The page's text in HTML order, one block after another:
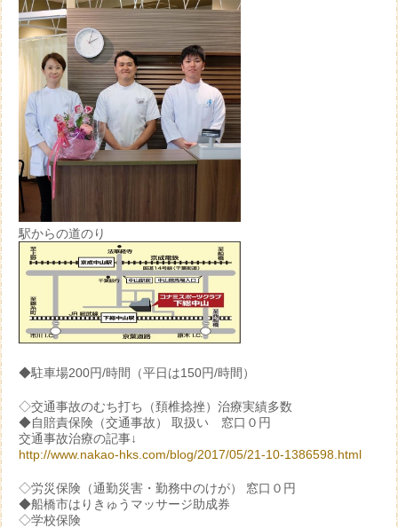
駅からの道のり
◆駐車場200円/時間（平日は150円/時間）
◇交通事故のむち打ち（頚椎捻挫）治療実績多数
◆自賠責保険（交通事故） 取扱い 窓口０円
交通事故治療の記事↓
http://www.nakao-hks.com/blog/2017/05/21-10-1386598.html
◇労災保険（通勤災害・勤務中のけが） 窓口０円
◆船橋市はりきゅうマッサージ助成券
◇学校保険